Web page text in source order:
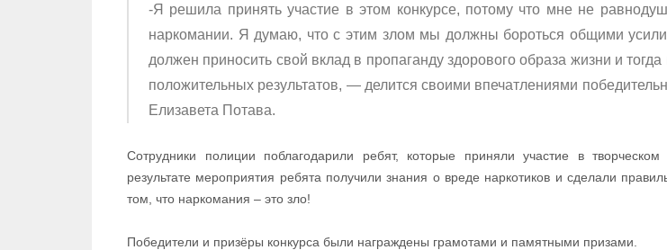
-Я решила принять участие в этом конкурсе, потому что мне не
наркомании. Я думаю, что с этим злом мы должны бороться общими
должен приносить свой вклад в пропаганду здорового образа жизни и
положительных результатов, — делится своими впечатлениями
Елизавета Потава.
Сотрудники полиции поблагодарили ребят, которые приняли участие в творческом
результате мероприятия ребята получили знания о вреде наркотиков и сделали
том, что наркомания – это зло!
Победители и призёры конкурса были награждены грамотами и памятными призами.